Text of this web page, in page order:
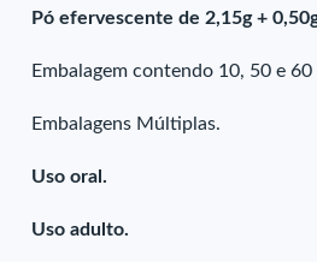
Pó efervescente de 2,15g +
Embalagem contendo 10, 50 e
Embalagens Múltiplas.
Uso oral.
Uso adulto.